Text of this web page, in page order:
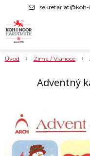
Úvod Zima / Vianoce
Adventný